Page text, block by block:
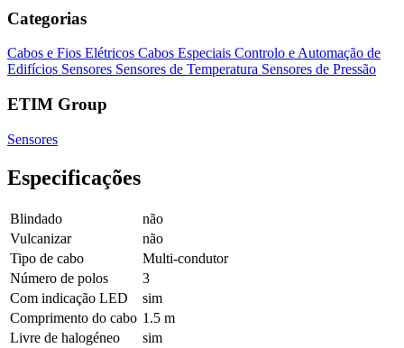
Categorias
Cabos e Fios Elétricos Cabos Especiais Controlo e Automação de
Edifícios Sensores Sensores de Temperatura Sensores de Pressão
ETIM Group
Sensores
Especificações
Blindado
não
Vulcanizar
não
Tipo de cabo
Multi-condutor
Número de polos
3
Com indicação LED
sim
Comprimento do cabo 1.5 m
Livre de halogéneo
sim